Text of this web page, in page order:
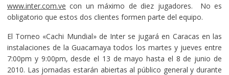
www.inter.com.ve con un máximo de diez jugadores. No es
obligatorio que estos dos clientes formen parte del equipo.
El Torneo «Cachi Mundial» de Inter se jugará en Caracas en las
instalaciones de la Guacamaya todos los martes y jueves entre
7:00pm y 9:00pm, desde el 13 de mayo hasta el 8 de junio de
2010. Las jornadas estarán abiertas al público general y durante